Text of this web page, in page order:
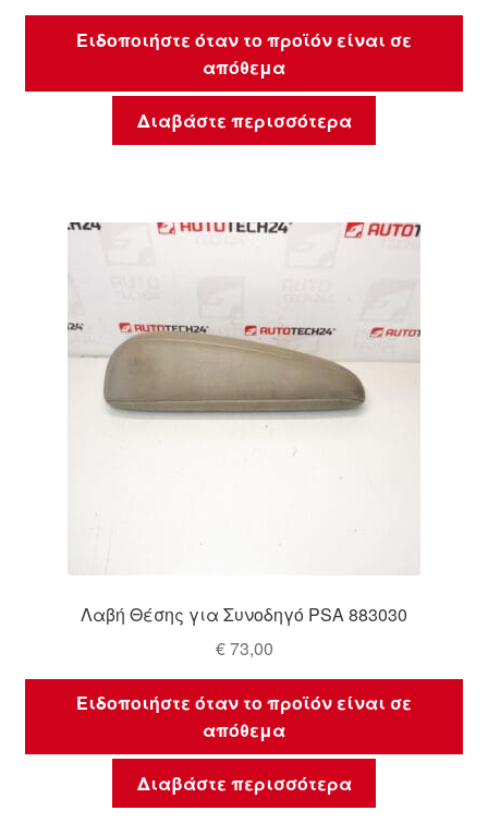
Ειδοποιήστε όταν το προϊόν είναι σε
απόθεμα
Διαβάστε περισσότερα
Λαβή Θέσης για Συνοδηγό PSA 883030
€73,00
Ειδοποιήστε όταν το προϊόν είναι σε
απόθεμα
Διαβάστε περισσότερα